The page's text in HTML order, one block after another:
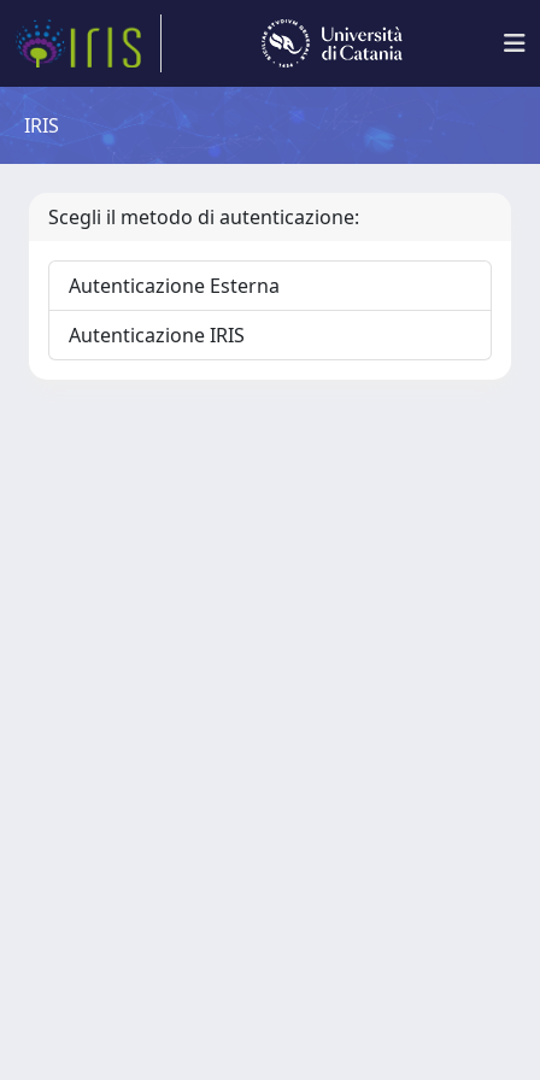
IRIS
Scegli il metodo di autenticazione:
Autenticazione Esterna
Autenticazione IRIS